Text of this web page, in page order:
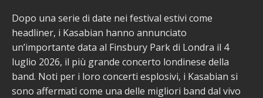
Dopo una serie di date nei festival estivi come
headliner, i Kasabian hanno annunciato
un’importante data al Finsbury Park di Londra il 4
luglio 2026, il più grande concerto londinese della
band. Noti per i loro concerti esplosivi, i Kasabian si
sono affermati come una delle migliori band dal vivo